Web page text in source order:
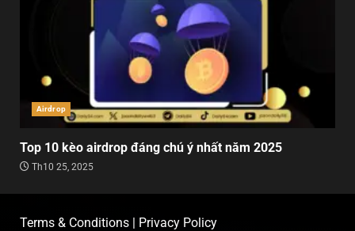
Airdrop
Top 10 kèo airdrop đáng chú ý nhất năm 2025
Th10 25, 2025
Terms & Conditions | Privacy Policy